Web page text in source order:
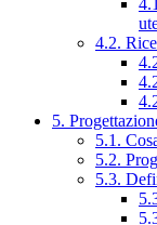
4.2.
5.
5.1.
5.2.
5.3.